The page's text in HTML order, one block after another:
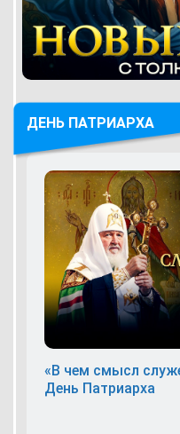
ДЕНЬ ПАТРИАРХА
«В чем смысл
День Патриарха